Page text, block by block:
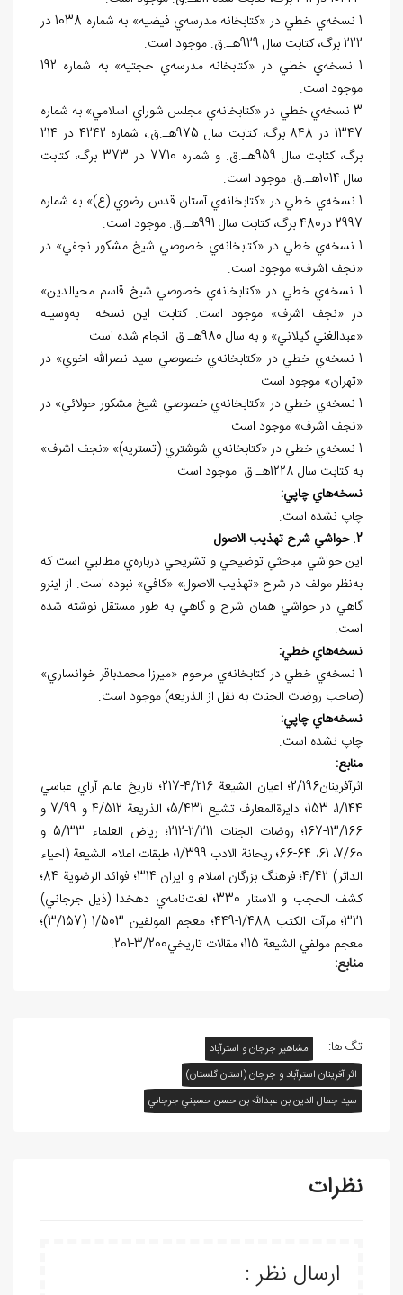
1 نسخه‌ي خطي در «کتابخانه مدرسه‌ي فيضيه» به شماره 1038 در
222 برگ، کتابت سال 929هـ.ق. موجود است.
1 نسخه‌ي خطي در «کتابخانه مدرسه‌ي حجتيه» به شماره 192
موجود است.
3 نسخه‌ي خطي در «کتابخانه‌ي مجلس شوراي اسلامي» به شماره
1347 در 848 برگ، کتابت سال 975هـ.ق.، شماره 4242 در 214
برگ، کتابت سال 959هـ.ق. و شماره 7710 در 373 برگ، کتابت
سال 1014هـ.ق. موجود است.
1 نسخه‌ي خطي در «کتابخانه‌ي آستان قدس رضوي (ع)» به شماره
2997 در480 برگ، کتابت سال 991هـ.ق. موجود است.
1 نسخه‌ي خطي در «کتابخانه‌ي خصوصي شيخ مشکور نجفي» در
«نجف اشرف» موجود است.
1 نسخه‌ي خطي در «کتابخانه‌ي خصوصي شيخ قاسم محي
الدين»
در «نجف اشرف» موجود است. کتابت اين نسخه به‌وسيله
«عبدالغني گيلاني» و به سال 980هـ.ق. انجام شده است.
1 نسخه‌ي خطي در «کتابخانه‌ي خصوصي سيد نصرالله اخوي» در
«تهران» موجود است.
1 نسخه‌ي خطي در «کتابخانه‌ي خصوصي شيخ مشکور حولائي» در
«نجف اشرف» موجود است.
1 نسخه‌ي خطي در «کتابخانه‌ي شوشتري (تستريه)» «نجف اشرف»
به کتابت سال 1228هـ.ق. موجود است.
نسخههاي چاپي:
چاپ نشده است.
2. حواشي شرح تهذيب الاصول
اين حواشي مباحثي توضيحي و تشريحي درباره‌ي مطالبي است که
به‌نظر مولف در شرح «تهذيب الاصول» «کافي» نبوده است. از اينرو
گاهي در حواشي همان شرح و گاهي به طور مستقل نوشته شده
است.
نسخههاي خطي:
1 نسخه‌ي خطي در کتابخانه‌ي مرحوم «ميرزا محمدباقر خوانساري»
(صاحب روضات الجنات به نقل از الذريعه) موجود است.
نسخههاي چاپي:
چاپ نشده است.
منابع:
اثرآفرينان2/196؛ اعيان الشيعة 4/216-217؛ تاريخ عالم آراي عباسي
1/144، 153؛ دايرةالمعارف تشيع 5/431؛ الذريعة 4/512 و 7/99 و
13/166-167؛ روضات الجنات 2/211-212؛ رياض العلماء 5/33 و
7/60، 61، 64-66؛ ريحانة الادب 1/399؛ طبقات اعلام الشيعة (احياء
الداثر) 4/42؛ فرهنگ بزرگان اسلام و ايران 314؛ فوائد الرضوية 84؛
کشف الحجب و الاستار 330؛ لغت‌نامه‌ي‌ دهخدا (ذيل جرجاني)
321؛ مرآت الکتب 1/488-449؛ معجم المولفين 1/503 (3/157)؛
معجم مولفي الشيعة 115؛ مقالات تاريخي3/200-201.
منابع:
تگ ها:
مشاهیر جرجان و استرآباد
اثر آفرينان استرآباد و جرجان (استان گلستان)
سيد جمال ⁮الدين بن عبدالله بن حسن حسيني جرجاني
نظرات
ارسال نظر :